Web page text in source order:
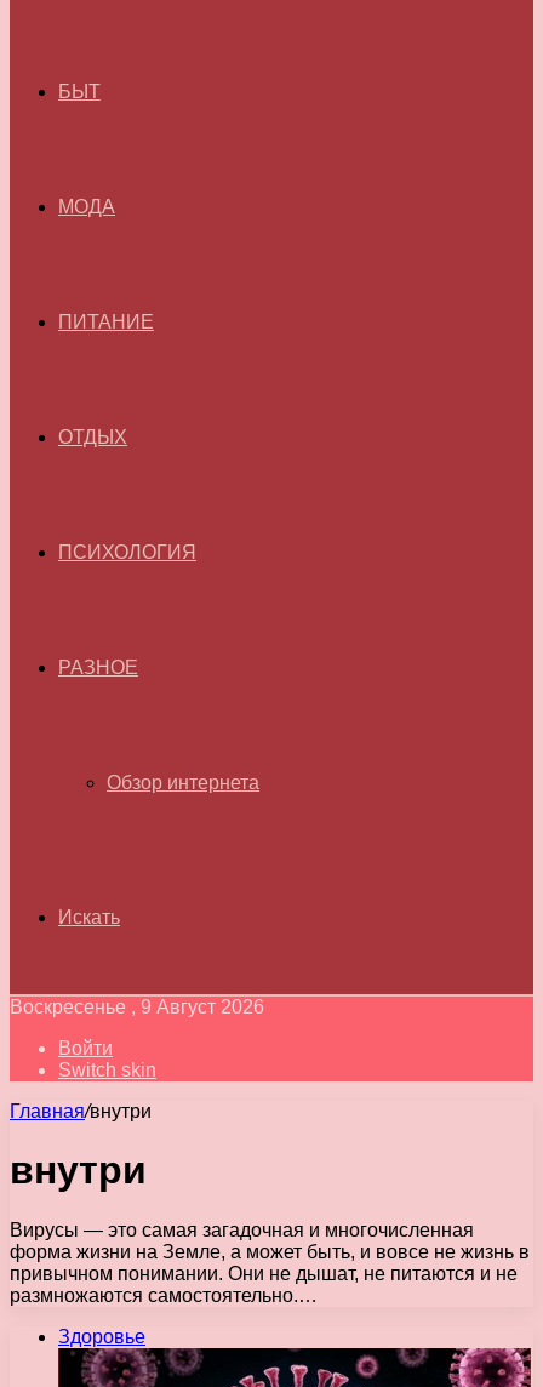
БЫТ
МОДА
ПИТАНИЕ
ОТДЫХ
ПСИХОЛОГИЯ
РАЗНОЕ
Обзор интернета
Искать
Воскресенье , 9 Август 2026
Войти
Switch skin
Главная/внутри
внутри
Вирусы — это самая загадочная и многочисленная
форма жизни на Земле, а может быть, и вовсе не жизнь в
привычном понимании. Они не дышат, не питаются и не
размножаются самостоятельно.…
Здоровье